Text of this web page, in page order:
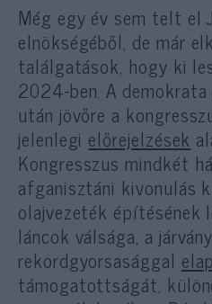
Még egy év sem telt el
elnökségéből, de már
találgatások, hogy ki
2024-ben. A
után jövőre a
jelenlegi előrejelzések
Kongresszus mindkét
afganisztáni kivonulás
olajvezeték építésének
láncok válsága, a
rekordgyorsasággal
támogatottságát,